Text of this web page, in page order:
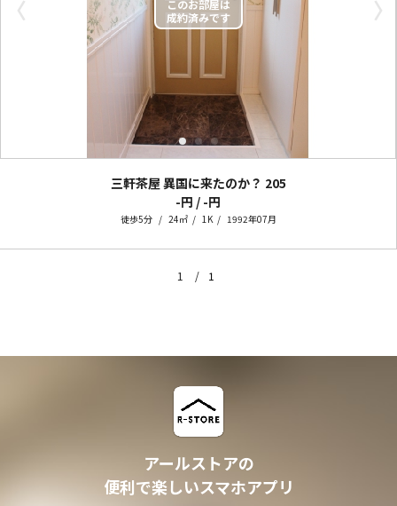
〈 〉
三軒茶屋 異国に来たのか？ 205
-円 / -円
徒歩5分 24㎡ 1K 1992年07月
1 1
アールストアの
便利で楽しいスマホアプリ